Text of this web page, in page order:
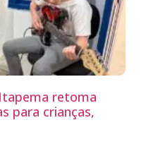
retoma
para crianças,